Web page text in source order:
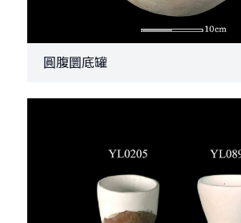
圓腹圜底罐